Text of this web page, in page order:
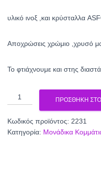
υλικό ινοξ ,και κρύσταλλα
Aποχρώσεις χρώμιο ,χρυσό
To φτιάχνουμε και στης
Μπάρα
κρυστάλλινη
ποσότητα
ΠΡΟΣΘΉΚΗ
Κωδικός προϊόντος: 2231
Κατηγορία: Μονάδικα